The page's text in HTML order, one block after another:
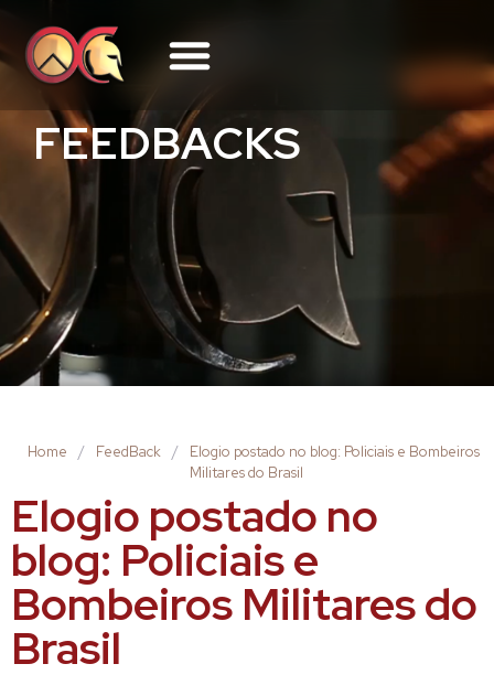
FEEDBACKS
Home / FeedBack /
Elogio postado no blog: Policiais e Bombeiros
Militares do Brasil
Elogio postado no
blog: Policiais e
Bombeiros Militares do
Brasil